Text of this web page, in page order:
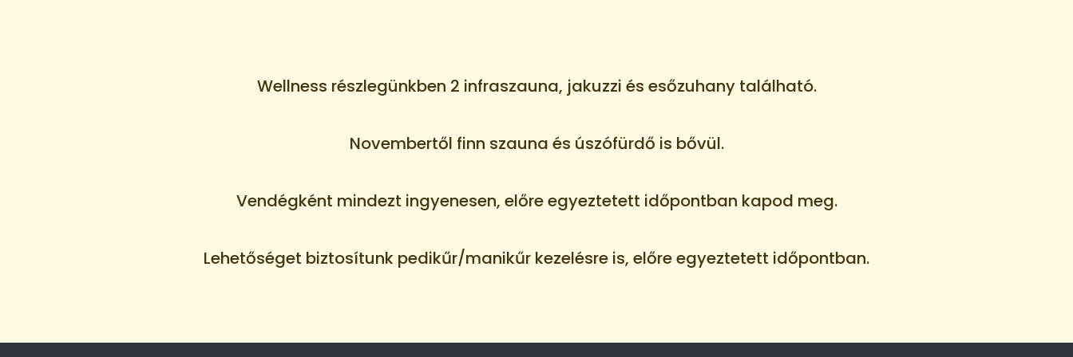
Wellness részlegünkben 2 infraszauna, jakuzzi és esőzuhany található.
Novembertől finn szauna és úszófürdő is bővül.
Vendégként mindezt ingyenesen, előre egyeztetett időpontban kapod meg.
Lehetőséget biztosítunk pedikűr/manikűr kezelésre is, előre egyeztetett időpontban.